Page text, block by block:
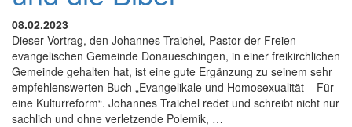
08.02.2023
Dieser Vortrag, den Johannes Traichel, Pastor der Freien
evangelischen Gemeinde Donaueschingen, in einer freikirchlichen
Gemeinde gehalten hat, ist eine gute Ergänzung zu seinem sehr
empfehlenswerten Buch „Evangelikale und Homosexualität – Für
eine Kulturreform“. Johannes Traichel redet und schreibt nicht nur
sachlich und ohne verletzende Polemik, …